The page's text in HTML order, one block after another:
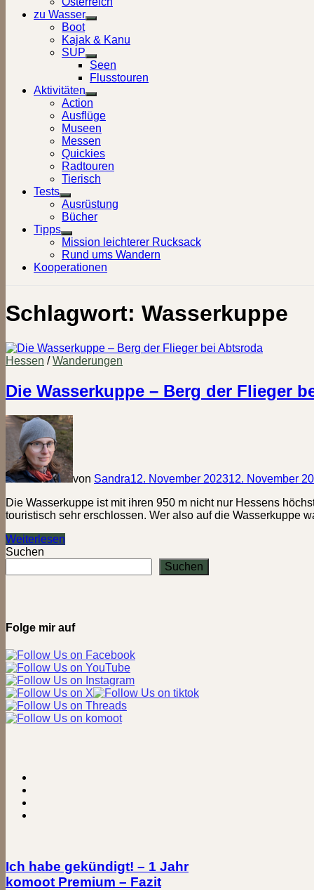
zu Wasser
Show
sub
menu
Boot
Kajak & Kanu
SUP
Show
sub
menu
Seen
Flusstouren
Aktivitäten
Show
sub
menu
Action
Ausflüge
Museen
Messen
Quickies
Radtouren
Tierisch
Tests
Show
sub
menu
Ausrüstung
Bücher
Tipps
Show
sub
menu
Mission leichterer Rucksack
Rund ums Wandern
Kooperationen
Schlagwort: Wasserkuppe
Hessen /Wanderungen
Die Wasserkuppe – Berg der Flieger
von Sandra12. November 202312. November
Die Wasserkuppe ist mit ihren 950 m nicht nur Hessens
touristisch sehr erschlossen. Wer also auf die Wasserkuppe
Die
Wasserkuppe
Berg
Abtsroda
Weiterlesen
Suchen
Suchen
Folge mir auf
Ich habe gekündigt! – 1 Jahr
komoot Premium – Fazit